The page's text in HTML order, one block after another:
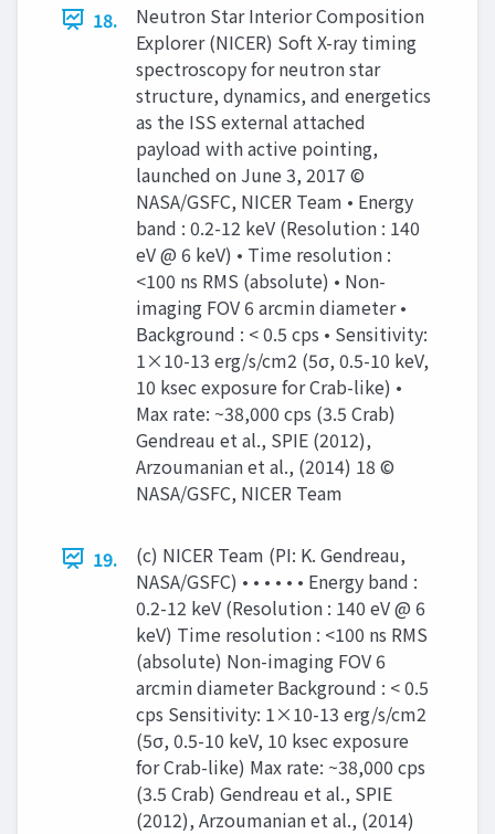
18.
Neutron Star Interior Composition
Explorer (NICER) Soft X-ray timing
spectroscopy for neutron star
structure, dynamics, and energetics
as the ISS external attached
payload with active pointing,
launched on June 3, 2017 ©
NASA/GSFC, NICER Team • Energy
band : 0.2-12 keV (Resolution : 140
eV @ 6 keV) • Time resolution :
<100 ns RMS (absolute) • Non-
imaging FOV 6 arcmin diameter •
Background : < 0.5 cps • Sensitivity:
1×10-13 erg/s/cm2 (5σ, 0.5-10 keV,
10 ksec exposure for Crab-like) •
Max rate: ~38,000 cps (3.5 Crab)
Gendreau et al., SPIE (2012),
Arzoumanian et al., (2014) 18 ©
NASA/GSFC, NICER Team
19.
(c) NICER Team (PI: K. Gendreau,
NASA/GSFC) • • • • • • Energy band :
0.2-12 keV (Resolution : 140 eV @ 6
keV) Time resolution : <100 ns RMS
(absolute) Non-imaging FOV 6
arcmin diameter Background : < 0.5
cps Sensitivity: 1×10-13 erg/s/cm2
(5σ, 0.5-10 keV, 10 ksec exposure
for Crab-like) Max rate: ~38,000 cps
(3.5 Crab) Gendreau et al., SPIE
(2012), Arzoumanian et al., (2014)